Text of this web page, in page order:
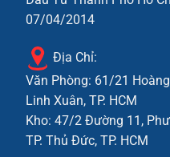
07/04/2014
Địa Chỉ:
Văn Phòng: 61/21
Linh Xuân, TP. HCM
Kho: 47/2 Đường 11,
TP. Thủ Đức, TP. HCM